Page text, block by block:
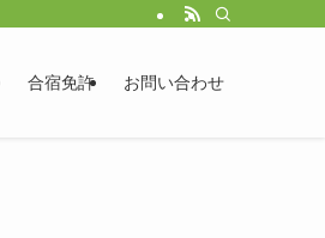
合宿免許 お問い合わせ